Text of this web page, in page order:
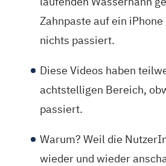
Zahnpaste auf ein
nichts passiert.
Diese Videos haben
achtstelligen Bereich,
passiert.
Warum? Weil die
wieder und wieder